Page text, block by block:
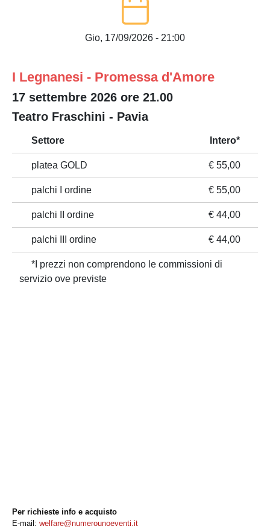
Gio, 17/09/2026 - 21:00
I Legnanesi - Promessa d'Amore
17 settembre 2026 ore 21.00
Teatro Fraschini - Pavia
Settore Intero*
platea GOLD € 55,00
palchi I ordine € 55,00
palchi II ordine € 44,00
palchi III ordine € 44,00
*I prezzi non comprendono le commissioni di
servizio ove previste
Per richieste info e acquisto
E-mail: welfare@numerounoeventi.it